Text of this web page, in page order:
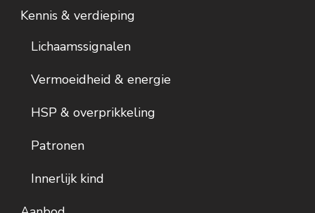
Kennis & verdieping
Lichaamssignalen
Vermoeidheid & energie
HSP & overprikkeling
Patronen
Innerlijk kind